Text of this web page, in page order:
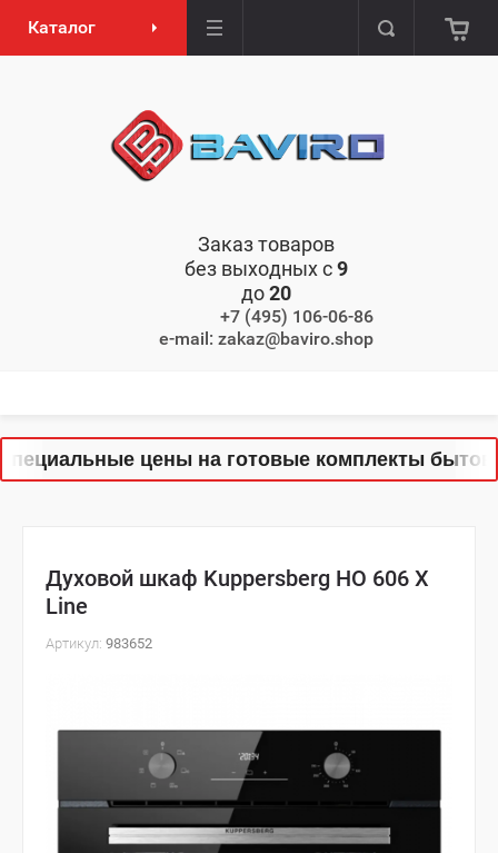
Каталог
Заказ товаров
без выходных с9
до20
+7 (495) 106-06-86
e-mail: zakaz@baviro.shop
цены на готовые комплекты бытовой
Духовой шкаф Kuppersberg HO 606 X
Line
Артикул: 983652